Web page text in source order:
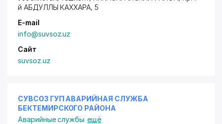
й АБДУЛЛЫ КАХХАРА, 5
E-mail
info@suvsoz.uz
Сайт
suvsoz.uz
СУВСОЗ ГУП АВАРИЙНАЯ СЛУЖБА
БЕКТЕМИРСКОГО РАЙОНА
Аварийные службы ещё